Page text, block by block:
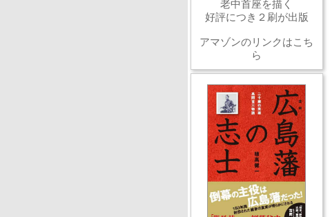
老中首座を描く
好評につき２刷が出版
アマゾンのリンクはこち
ら